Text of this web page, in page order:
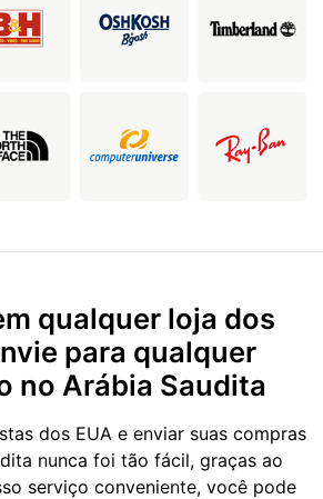
qualquer loja dos
para qualquer
no Arábia Saudita
dos EUA e enviar suas compras
nunca foi tão fácil, graças ao
serviço conveniente, você pode